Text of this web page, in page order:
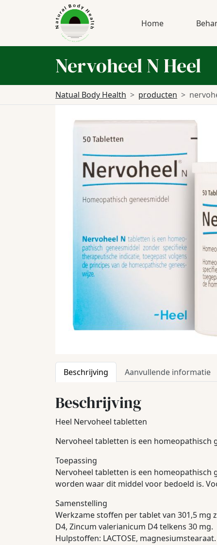
Home
Nervoheel N Heel
Natual Body Health producten
Beschrijving Aanvullende informatie
Beschrijving
Heel Nervoheel tabletten
Nervoheel tabletten is een
Toepassing
Nervoheel tabletten is een homeopathisch
worden waar dit middel voor bedoeld is.
Samenstelling
Werkzame stoffen per tablet van 301,5 mg
D4, Zincum valerianicum D4 telkens 30 mg.
Hulpstoffen: LACTOSE, magnesiumstearaat.